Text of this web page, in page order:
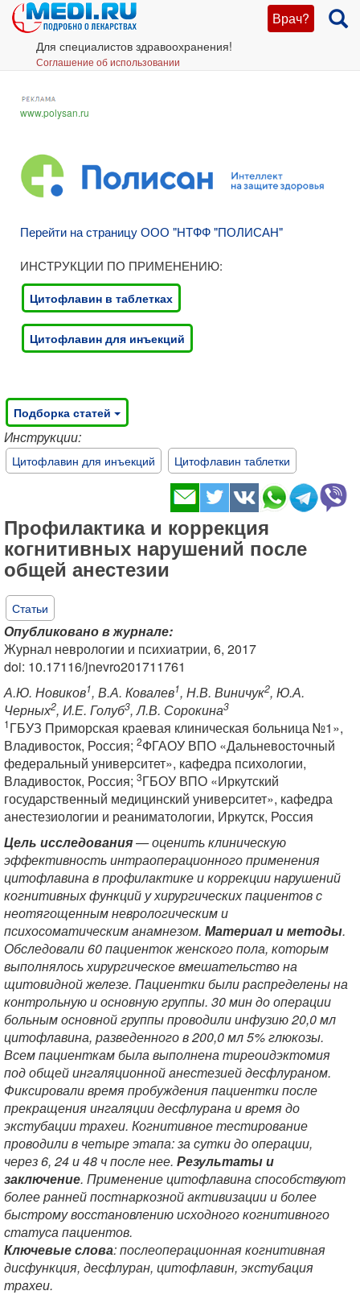
Врач?
Для специалистов здравоохранения!
Соглашение об использовании
www.polysan.ru
Перейти на страницу ООО "НТФФ "ПОЛИСАН"
ИНСТРУКЦИИ ПО ПРИМЕНЕНИЮ:
Цитофлавин в таблетках
Цитофлавин для инъекций
Подборка статей
Инструкции:
Цитофлавин для инъекций Цитофлавин таблетки
Профилактика и коррекция
когнитивных нарушений после
общей анестезии
Статьи
Опубликовано в журнале:
Журнал неврологии и психиатрии, 6, 2017
doi: 10.17116/jnevro201711761
А.Ю. Новиков1, В.А. Ковалев1, Н.В. Виничук2, Ю.А.
Черных2, И.Е. Голуб3, Л.В. Сорокина3
1ГБУЗ Приморская краевая клиническая больница №1»,
Владивосток, Россия; 2ФГАОУ ВПО «Дальневосточный
федеральный университет», кафедра психологии,
Владивосток, Россия; 3ГБОУ ВПО «Иркутский
государственный медицинский университет», кафедра
анестезиологии и реаниматологии, Иркутск, Россия
Цель исследования— оценить клиническую
эффективность интраоперационного применения
цитофлавина в профилактике и коррекции нарушений
когнитивных функций у хирургических пациентов с
неотягощенным неврологическим и
психосоматическим анамнезом. Материал и методы.
Обследовали 60 пациенток женского пола, которым
выполнялось хирургическое вмешательство на
щитовидной железе. Пациентки были распределены на
контрольную и основную группы. 30 мин до операции
больным основной группы проводили инфузию 20,0 мл
цитофлавина, разведенного в 200,0 мл 5% глюкозы.
Всем пациенткам была выполнена тиреоидэктомия
под общей ингаляционной анестезией десфлураном.
Фиксировали время пробуждения пациентки после
прекращения ингаляции десфлурана и время до
экстубации трахеи. Когнитивное тестирование
проводили в четыре этапа: за сутки до операции,
через 6, 24 и 48 ч после нее. Результаты и
заключение. Применение цитофлавина способствуют
более ранней постнаркозной активизации и более
быстрому восстановлению исходного когнитивного
статуса пациентов.
Ключевые слова: послеоперационная когнитивная
дисфункция, десфлуран, цитофлавин, экстубация
трахеи.